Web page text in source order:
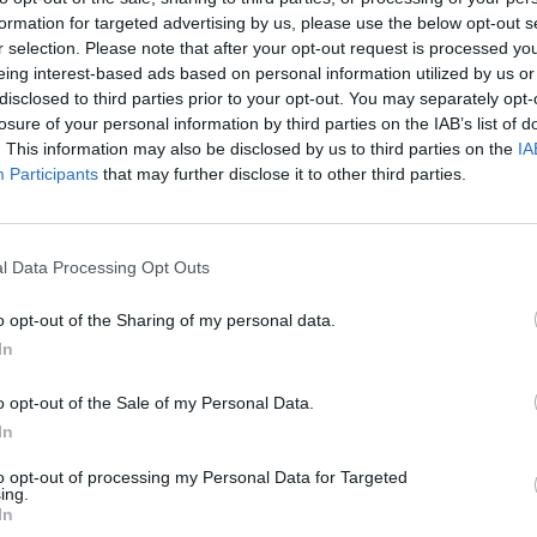
for targeted advertising by us, please use the below opt-out
selection. Please note that after your opt-out request is processed
interest-based ads based on personal information utilized by us
to third parties prior to your opt-out. You may separately
of your personal information by third parties on the IAB’s list of
This information may also be disclosed by us to third parties on the
Participants that may further disclose it to other third parties.
Data Processing Opt Outs
opt-out of the Sharing of my personal data.
opt-out of the Sale of my Personal Data.
opt-out of processing my Personal Data for Targeted
Μακρόν παρότρυνε τους Ευρωπαίους να
αναμενόμενους επιπρόσθετους τελωνειακούς
Τραμπ.
(…) να αντιδράσουμε. Θεωρώ πως,
να υπερασπιστεί αυτό που θέλει κι αυτό που
γαλλικού κράτους κατά τη διάρκεια της
μαγνητοσκοπήθηκε την περασμένη εβδομάδα —
την Ελλάδα και τον Κόσμο, στο
Ένωση
τα
06